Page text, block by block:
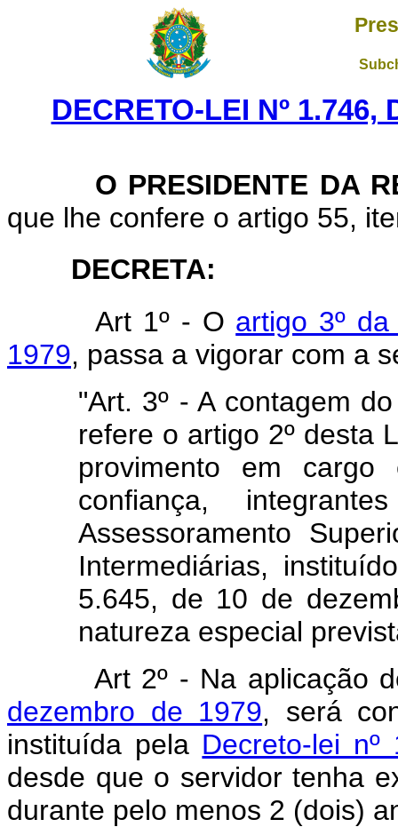
DECRETO-LEI Nº 1.746,
O PRESIDENTE DA
que lhe confere o artigo 55,
DECRETA:
Art 1º - O artigo 3º
1979, passa a vigorar com a
"Art. 3º - A contagem
refere o artigo 2º desta
provimento em
confiança,
Assessoramento
Intermediárias,
5.645, de 10 de
natureza especial
Art 2º - Na aplicação
dezembro de 1979, será
instituída pela Decreto-lei
desde que o servidor tenha
durante pelo menos 2 (dois)